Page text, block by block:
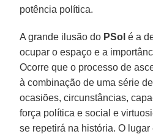
potência política.
A grande ilusão do PSol é a
ocupar o espaço e a
Ocorre que o processo de
à combinação de uma série
ocasiões, circunstâncias,
força política e social e
se repetirá na história. O